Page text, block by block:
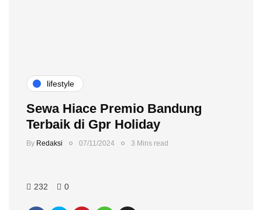
lifestyle
Sewa Hiace Premio Bandung
Terbaik di Gpr Holiday
By Redaksi 07/11/2024 3 Mins read
232 0